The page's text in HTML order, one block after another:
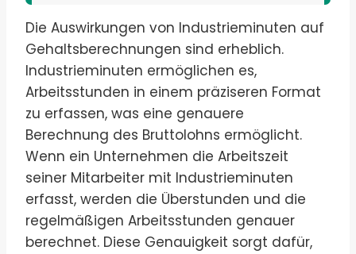
Die Auswirkungen von Industrieminuten auf
Gehaltsberechnungen sind erheblich.
Industrieminuten ermöglichen es,
Arbeitsstunden in einem präziseren Format
zu erfassen, was eine genauere
Berechnung des Bruttolohns ermöglicht.
Wenn ein Unternehmen die Arbeitszeit
seiner Mitarbeiter mit Industrieminuten
erfasst, werden die Überstunden und die
regelmäßigen Arbeitsstunden genauer
berechnet. Diese Genauigkeit sorgt dafür,